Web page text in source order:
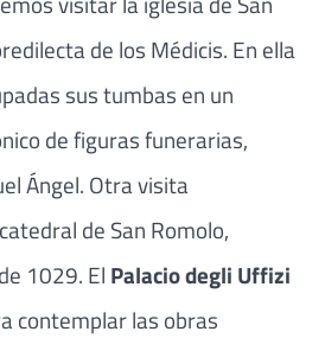
de los Médicis. En ella
sus tumbas en un
de figuras funerarias,
Ángel. Otra visita
de San Romolo,
1029. El Palacio degli Uffizi
contemplar las obras